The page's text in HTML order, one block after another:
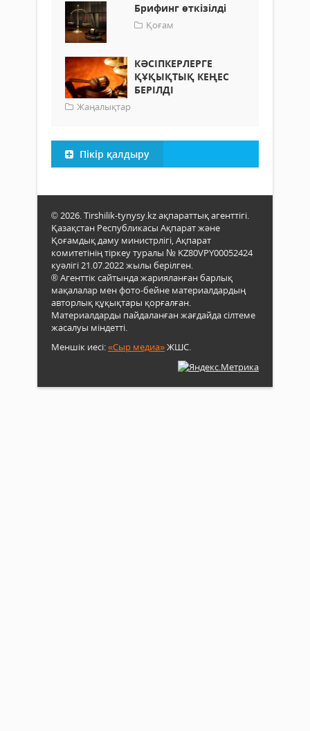
Брифинг өткізілді
Қоғам
КӘСІПКЕРЛЕРГЕ
ҚҰҚЫҚТЫҚ КЕҢЕС
БЕРІЛДІ
Жаңалықтар
Пікір қалдыру
© 2026. Tirshilik-tynysy.kz ақпараттық агенттігі.
Қазақстан Республикасы Ақпарат және
Қоғамдық даму министрлігі, Ақпарат
комитетінің тіркеу туралы № KZ80VPY00052424
куәлігі 21.07.2022 жылы берілген.
® Агенттік сайтында жарияланған барлық
мақалалар мен фото-бейне материалдардың
авторлық құқықтары қорғалған.
Материалдарды пайдаланған жағдайда сілтеме
жасалуы міндетті.
Меншік иесі:«Сыр медиа»ЖШС.